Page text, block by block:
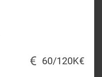
60/120K€